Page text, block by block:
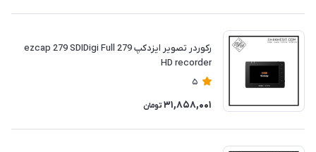
رکوردر تصویر ایزدکپ 279 ezcap 279 SDIDigi Full
HD recorder
5
31,858,001 تومان